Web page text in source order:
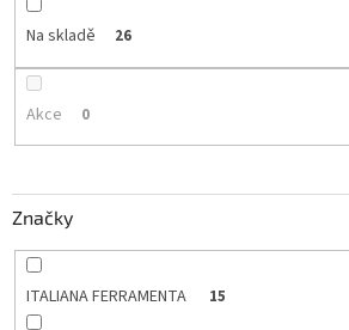
ů
Na skladě 26
Akce 0
Značky
ITALIANA FERRAMENTA 15